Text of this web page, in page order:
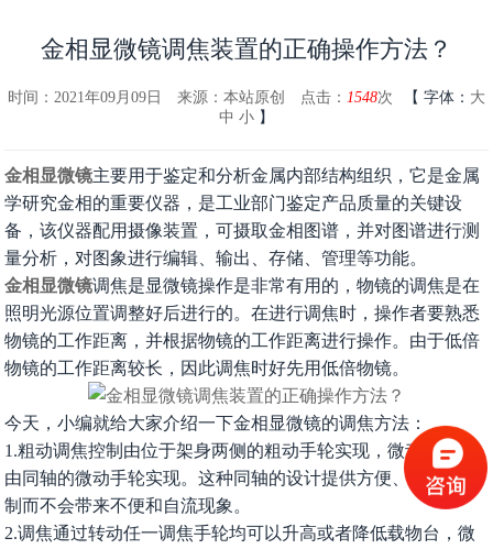
金相显微镜调焦装置的正确操作方法？
时间：2021年09月09日 来源：本站原创 点击： 1548次 【 字体： 大
中 小】
金相显微镜主要用于鉴定和分析金属内部结构组织，它是金属
学研究金相的重要仪器，是工业部门鉴定产品质量的关键设
备，该仪器配用摄像装置，可摄取金相图谱，并对图谱进行测
量分析，对图象进行编辑、输出、存储、管理等功能。
金相显微镜调焦是显微镜操作是非常有用的，物镜的调焦是在
照明光源位置调整好后进行的。在进行调焦时，操作者要熟悉
物镜的工作距离，并根据物镜的工作距离进行操作。由于低倍
物镜的工作距离较长，因此调焦时好先用低倍物镜。
今天，小编就给大家介绍一下金相显微镜的调焦方法：
1.粗动调焦控制由位于架身两侧的粗动手轮实现，微动调焦则
由同轴的微动手轮实现。这种同轴的设计提供方便、准确的控
制而不会带来不便和自流现象。
2.调焦通过转动任一调焦手轮均可以升高或者降低载物台，微